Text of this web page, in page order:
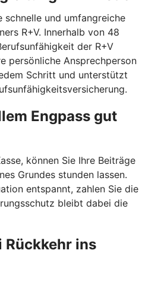
schnelle und umfangreiche
R+V. Innerhalb von 48
der R+V
persönliche Ansprechperson
Schritt und unterstützt
Engpass gut
können Sie Ihre Beiträge
Grundes stunden lassen.
entspannt, zahlen Sie die
bleibt dabei die
ins